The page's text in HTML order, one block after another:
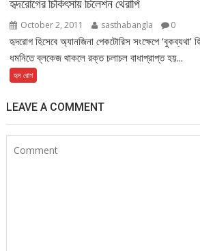
হৃদরোগের চিকিৎসায় চিলেশন থেরাপি
October 2, 2011 sasthabangla 0
হৃদরোগ হিসেবে অ্যানজিনা পেকটোরিস সংক্ষেপে ‘বুকব্যথা’
ধমনিতে ব্লকেজ থাকলে রক্ত চলাচল বাধাপ্রাপ্ত হয়...
হৃদ রোগ
LEAVE A COMMENT